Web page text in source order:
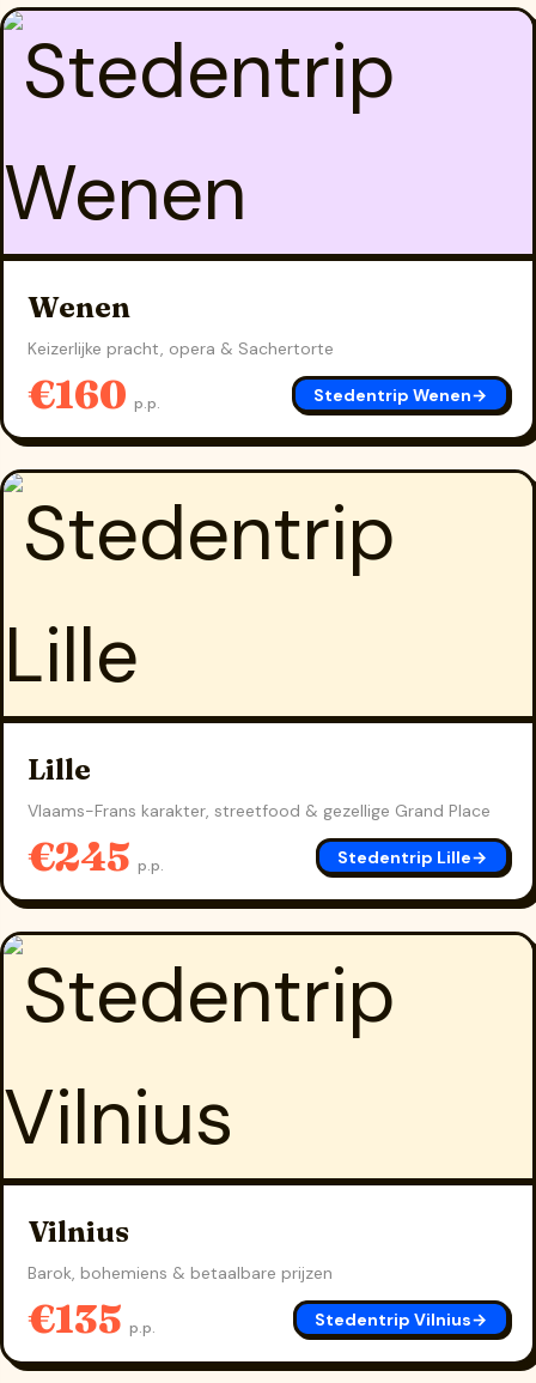
Wenen
Keizerlijke pracht, opera & Sachertorte
€160 p.p. Stedentrip Wenen→
Lille
Vlaams-Frans karakter, streetfood & gezellige Grand Place
€245 p.p. Stedentrip Lille→
Vilnius
Barok, bohemiens & betaalbare prijzen
€135 p.p. Stedentrip Vilnius→